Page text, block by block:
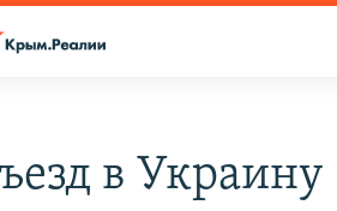
в Украину